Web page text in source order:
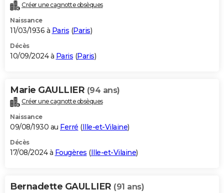
Créer une cagnotte obsèques
Naissance
11/03/1936 à Paris (Paris)
Décès
10/09/2024 à Paris (Paris)
Marie GAULLIER (94 ans)
Créer une cagnotte obsèques
Naissance
09/08/1930 au Ferré (Ille-et-Vilaine)
Décès
17/08/2024 à Fougères (Ille-et-Vilaine)
Bernadette GAULLIER (91 ans)